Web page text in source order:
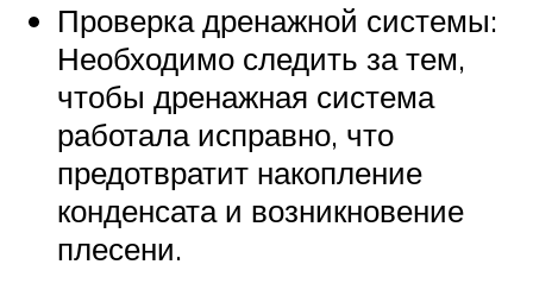
Проверка дренажной системы:
Необходимо следить за тем,
чтобы дренажная система
работала исправно, что
предотвратит накопление
конденсата и возникновение
плесени.